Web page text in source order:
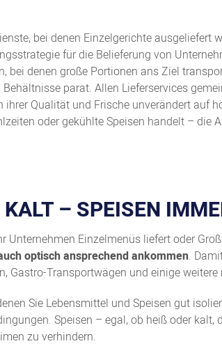
bei denen Einzelgerichte ausgeliefert
für die Belieferung von
bei denen große Portionen ans Ziel
parat. Allen Lieferservices
ihrer Qualität und Frische unverändert auf
oder gekühlte Speisen handelt – die
– SPEISEN
Unternehmen Einzelmenüs liefert oder
optisch ansprechend ankommen.
Gastro-Transportwägen und einige weitere
Sie Lebensmittel und Speisen gut
Speisen – egal, ob heiß oder
zu verhindern.